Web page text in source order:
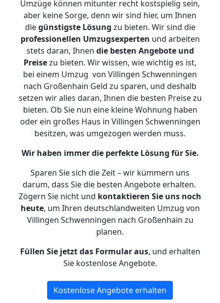
Umzüge können mitunter recht kostspielig sein,
aber keine Sorge, denn wir sind hier, um Ihnen
diegünstigste Lösung zu bieten. Wir sind die
professionellen Umzugsexperten und arbeiten
stets daran, Ihnen die besten Angebote und
Preisezu bieten. Wir wissen, wie wichtig es ist,
bei einem Umzug von Villingen Schwenningen
nach Großenhain Geld zu sparen, und deshalb
setzen wir alles daran, Ihnen die besten Preise zu
bieten. Ob Sie nun eine kleine Wohnung haben
oder ein großes Haus in Villingen Schwenningen
besitzen, was umgezogen werden muss.
Wir haben immer die perfekte Lösung für Sie.
Sparen Sie sich die Zeit – wir kümmern uns
darum, dass Sie die besten Angebote erhalten.
Zögern Sie nicht und kontaktieren Sie uns noch
heute, um Ihren deutschlandweiten Umzug von
Villingen Schwenningen nach Großenhain zu
planen.
Füllen Sie jetzt das Formular aus, und erhalten
Sie kostenlose Angebote.
Kostenlose Angebote erhalten